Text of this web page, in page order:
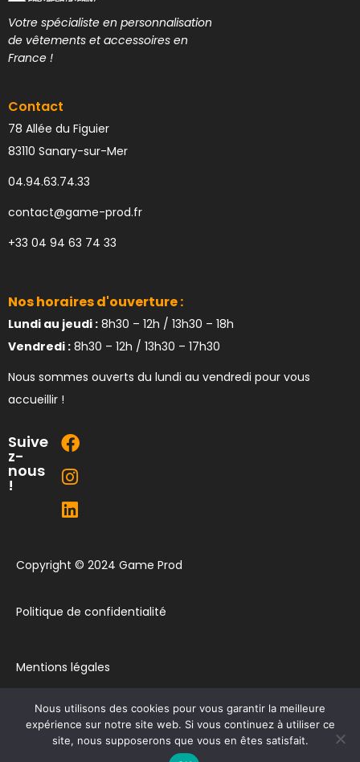
Votre spécialiste en personnalisation
de vêtements et accessoires en
France !
Contact
78 Allée du Figuier
83110 Sanary-sur-Mer
04.94.63.74.33
contact@game-prod.fr
+33 04 94 63 74 33
Nos horaires d'ouverture :
Lundi au jeudi : 8h30 – 12h / 13h30 – 18h
Vendredi : 8h30 – 12h / 13h30 – 17h30
Nous sommes ouverts du lundi au vendredi pour vous
accueillir !
Suive
z-
nous
!
Copyright © 2024 Game Prod
Politique de confidentialité
Mentions légales
Plan du site
Nous utilisons des cookies pour vous garantir la meilleure
expérience sur notre site web. Si vous continuez à utiliser ce
site, nous supposerons que vous en êtes satisfait.